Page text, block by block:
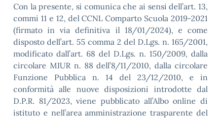
Con la presente, si comunica che ai sensi dell’art. 13,
commi 11 e 12, del CCNL Comparto Scuola 2019-2021
(firmato in via definitiva il 18/01/2024), e come
disposto dell’art. 55 comma 2 del D.Lgs. n. 165/2001,
modificato dall’art. 68 del D.Lgs. n. 150/2009, dalla
circolare MIUR n. 88 dell’8/11/2010, dalla circolare
Funzione Pubblica n. 14 del 23/12/2010, e in
conformità alle nuove disposizioni introdotte dal
D.P.R. 81/2023, viene pubblicato all’Albo online di
istituto e nell’area amministrazione trasparente del